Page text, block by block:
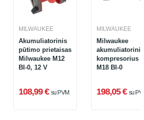
MILWAUKEE
Akumuliatorinis
pūtimo prietaisas
Milwaukee M12
BI-0, 12 V
108,99 € su PVM
MILWAUKEE
Milwaukee
akumuliatorinis
kompresorius
M18 BI-0
198,05 € su